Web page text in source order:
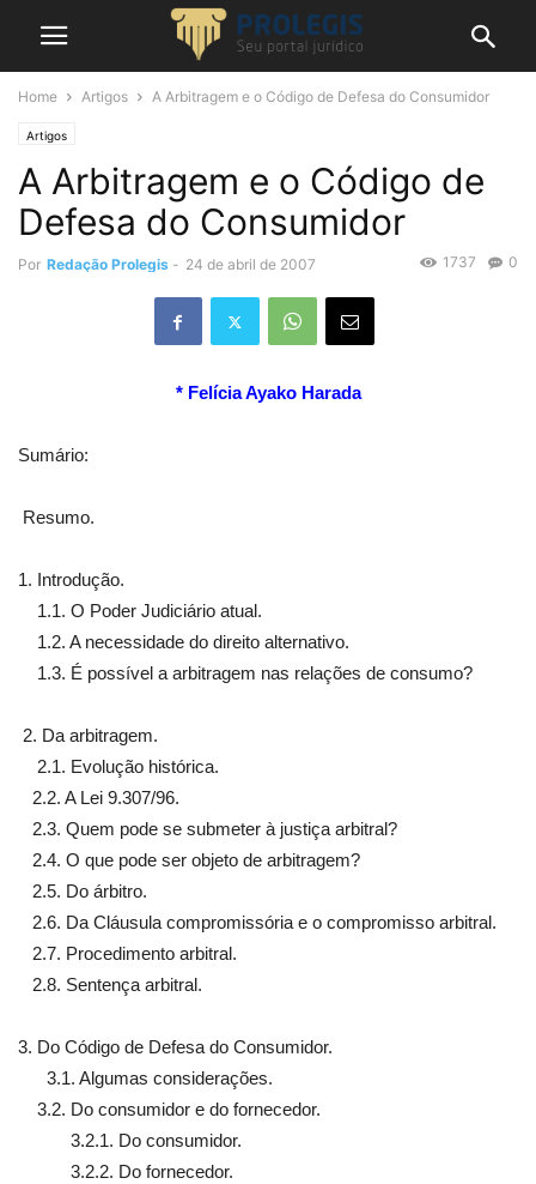
Home Artigos A Arbitragem e o Código de Defesa do Consumidor
Artigos
A Arbitragem e o Código de
Defesa do Consumidor
Por Redação Prolegis - 24 de abril de 2007 0
1737
* Felícia Ayako Harada
Sumário:
Resumo.
1. Introdução.
1.1. O Poder Judiciário atual.
1.2. A necessidade do direito alternativo.
1.3. É possível a arbitragem nas relações de consumo?
2. Da arbitragem.
2.1. Evolução histórica.
2.2. A Lei 9.307/96.
2.3. Quem pode se submeter à justiça arbitral?
2.4. O que pode ser objeto de arbitragem?
2.5. Do árbitro.
2.6. Da Cláusula compromissória e o compromisso arbitral.
2.7. Procedimento arbitral.
2.8. Sentença arbitral.
3. Do Código de Defesa do Consumidor.
3.1. Algumas considerações.
3.2. Do consumidor e do fornecedor.
3.2.1. Do consumidor.
3.2.2. Do fornecedor.